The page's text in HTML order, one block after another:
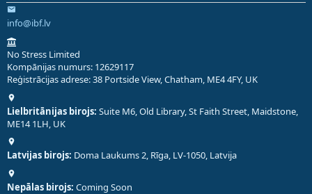
info@ibf.lv
No Stress Limited
Kompānijas numurs: 12629117
Reģistrācijas adrese: 38 Portside View, Chatham, ME4 4FY, UK
Lielbritānijas birojs: Suite M6, Old Library, St Faith Street, Maidstone,
ME14 1LH, UK
Latvijas birojs: Doma Laukums 2, Rīga, LV-1050, Latvija
Nepālas birojs: Coming Soon